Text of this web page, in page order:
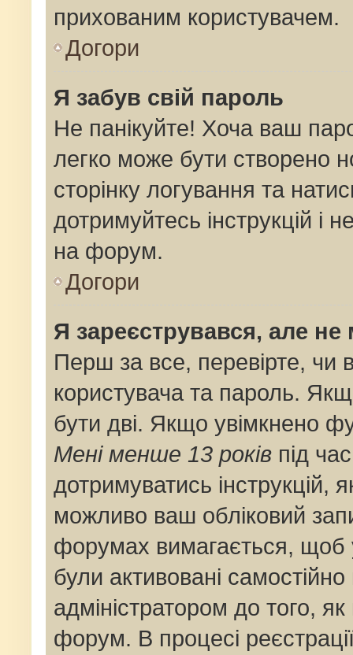
прихованим користувачем.
Догори
Я забув свій пароль
Не панікуйте! Хоча ваш
легко може бути створено
сторінку логування та
дотримуйтесь інструкцій і
на форум.
Догори
Я зареєструвався, але
Перш за все, перевірте, чи
користувача та пароль.
бути дві. Якщо увімкнено
Мені менше 13 років під
дотримуватись інструкцій,
можливо ваш обліковий
форумах вимагається, щоб
були активовані
адміністратором до того,
форум. В процесі